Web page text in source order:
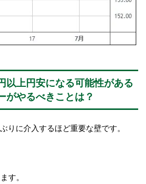
以上円安になる可能性がある
がやるべきことは？
りに介入するほど重要な壁です。
す。